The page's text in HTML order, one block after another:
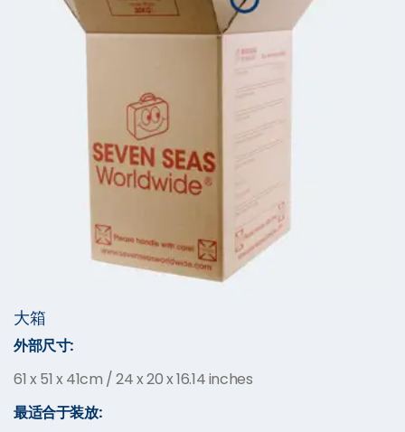
大箱
外部尺寸:
61 x 51 x 41cm / 24 x 20 x 16.14 inches
最适合于装放: